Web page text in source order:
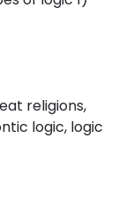
religions,
logic, logic